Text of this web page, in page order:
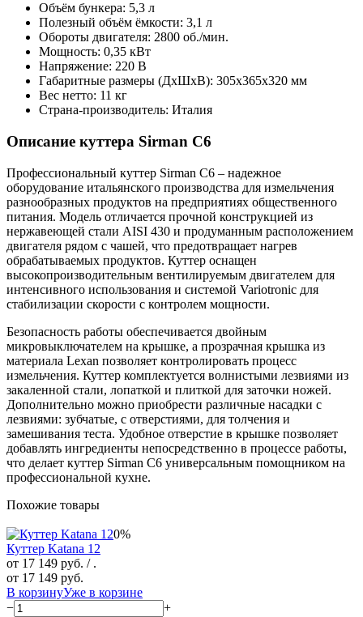
Объём бункера: 5,3 л
Полезный объём ёмкости: 3,1 л
Обороты двигателя: 2800 об./мин.
Мощность: 0,35 кВт
Напряжение: 220 В
Габаритные размеры (ДхШхВ): 305х365х320 мм
Вес нетто: 11 кг
Страна-производитель: Италия
Описание куттера Sirman C6
Профессиональный куттер Sirman C6 – надежное
оборудование итальянского производства для измельчения
разнообразных продуктов на предприятиях общественного
питания. Модель отличается прочной конструкцией из
нержавеющей стали AISI 430 и продуманным расположением
двигателя рядом с чашей, что предотвращает нагрев
обрабатываемых продуктов. Куттер оснащен
высокопроизводительным вентилируемым двигателем для
интенсивного использования и системой Variotronic для
стабилизации скорости с контролем мощности.
Безопасность работы обеспечивается двойным
микровыключателем на крышке, а прозрачная крышка из
материала Lexan позволяет контролировать процесс
измельчения. Куттер комплектуется волнистыми лезвиями из
закаленной стали, лопаткой и плиткой для заточки ножей.
Дополнительно можно приобрести различные насадки с
лезвиями: зубчатые, с отверстиями, для толчения и
замешивания теста. Удобное отверстие в крышке позволяет
добавлять ингредиенты непосредственно в процессе работы,
что делает куттер Sirman C6 универсальным помощником на
профессиональной кухне.
Похожие товары
0%
Куттер Katana 12
от 17 149 руб. / .
от 17 149 руб.
В корзинуУже в корзине
−
+